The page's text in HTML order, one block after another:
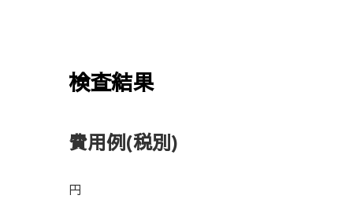
検査結果
費用例(税別)
円